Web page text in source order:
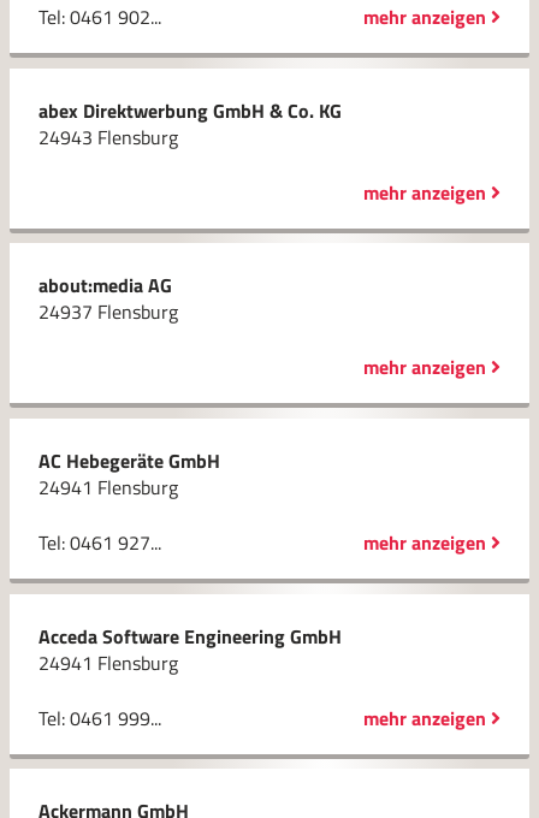
Tel: 0461 902...
mehr anzeigen
abex Direktwerbung GmbH & Co. KG
24943 Flensburg
mehr anzeigen
about:media AG
24937 Flensburg
mehr anzeigen
AC Hebegeräte GmbH
24941 Flensburg
Tel: 0461 927...
mehr anzeigen
Acceda Software Engineering GmbH
24941 Flensburg
Tel: 0461 999...
mehr anzeigen
Ackermann GmbH